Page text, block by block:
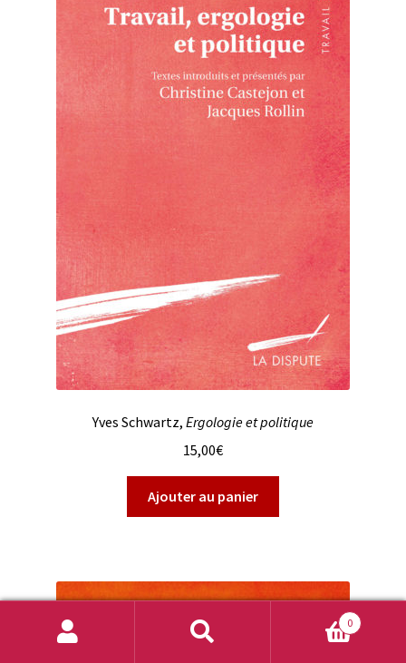
Yves Schwartz, Ergologie et politique
15,00€
Ajouter au panier
Recherche
Recherche
0